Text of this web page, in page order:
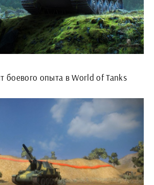
боевого опыта в World of Tanks